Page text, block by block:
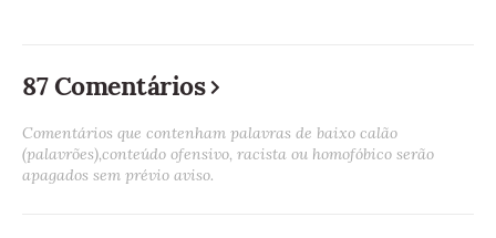
87 Comentários
Comentários que contenham palavras de baixo calão
(palavrões),conteúdo ofensivo, racista ou homofóbico serão
apagados sem prévio aviso.